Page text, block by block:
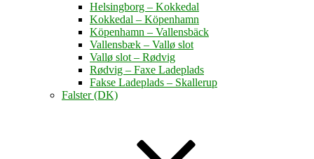
Helsingborg – Kokkedal
Kokkedal – Köpenhamn
Köpenhamn – Vallensbäck
Vallensbæk – Vallø slot
Vallø slot – Rødvig
Rødvig – Faxe Ladeplads
Fakse Ladeplads – Skallerup
Falster (DK)